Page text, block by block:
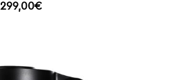
299,00€